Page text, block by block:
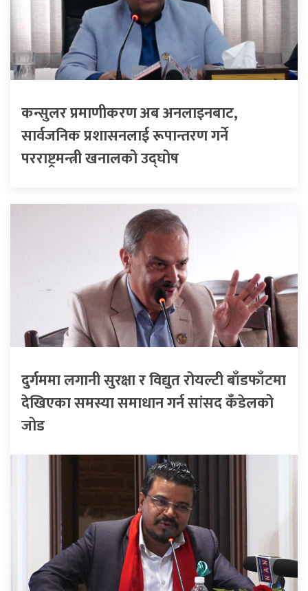
कन्सुलर प्रमाणीकरण अब अनलाइनबाट,
सार्वजनिक प्रशासनलाई रूपान्तरण गर्ने
परराष्ट्रमन्त्री खनालको उद्घोष
दुर्गममा लगानी सुरक्षा र विद्युत रोयल्टी बाँडफाँटमा
देखिएका समस्या समाधान गर्न सांसद कँडेलको
जोड